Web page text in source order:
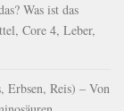
Was ist das
Core 4, Leber,
Erbsen, Reis) – Von